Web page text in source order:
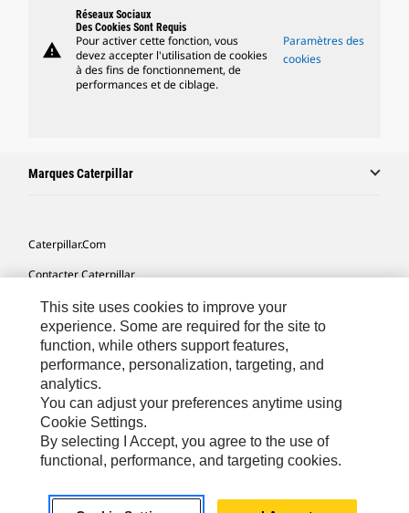
warning
Réseaux Sociaux
Des Cookies Sont Requis
Pour activer cette fonction, vous
devez accepter l'utilisation de cookies
à des fins de fonctionnement, de
performances et de ciblage.
Paramètres des
cookies
Marques Caterpillar
Caterpillar.com
Contacter Caterpillar
Mes Préférences Marketing
Plan Du Site
Cookie Settings
Mentions Légales
Confidentialité
Africa, Middle East-French© 2026 Caterpillar. Tous droits réservés
This site uses cookies to improve your
experience. Some are required for the site to
function, while others support features,
performance, personalization, targeting, and
analytics.
You can adjust your preferences anytime using
Cookie Settings.
By selecting I Accept, you agree to the use of
functional, performance, and targeting cookies.